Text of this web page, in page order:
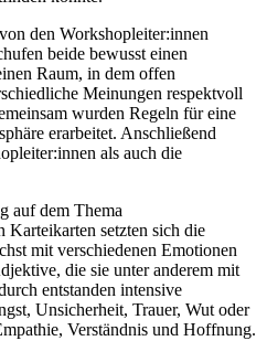
den Workshopleiter:innen
beide bewusst einen
Raum, in dem offen
Meinungen respektvoll
wurden Regeln für eine
erarbeitet. Anschließend
als auch die
auf dem Thema
setzten sich die
mit verschiedenen Emotionen
die sie unter anderem mit
entstanden intensive
Unsicherheit, Trauer, Wut oder
Verständnis und Hoffnung.